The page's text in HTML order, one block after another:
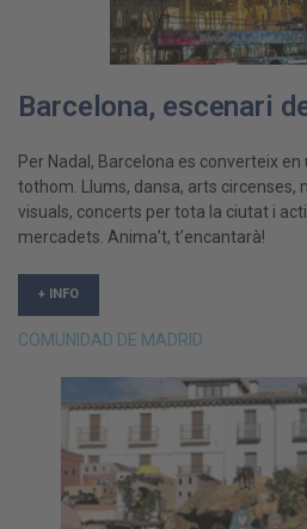
Barcelona, escenari
Per Nadal, Barcelona es converteix
tothom. Llums, dansa, arts circenses,
visuals, concerts per tota la ciutat i
mercadets. Anima’t, t’encantarà!
+ INFO
COMUNIDAD DE MADRID